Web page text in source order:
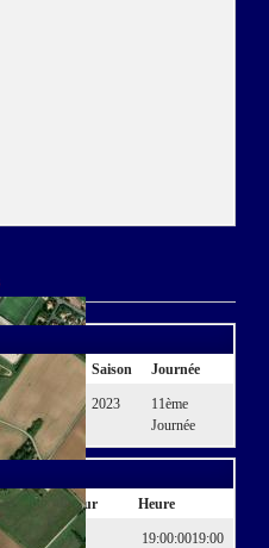
Saison Journée
France
2023
11ème
Journée
Visiteur Heure
MBC
19:00:0019:00